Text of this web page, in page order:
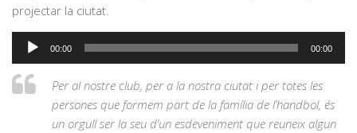
projectar la ciutat.
Reproductor
00:00 00:00
Per al nostre club, per a la nostra ciutat i per totes les
persones que formem part de la família de l’handbol, és
un orgull ser la seu d’un esdeveniment que reuneix algun